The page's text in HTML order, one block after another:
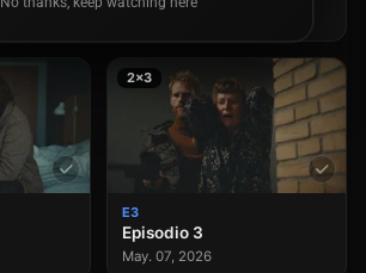
2×3
E3
Episodio 3
May. 07, 2026